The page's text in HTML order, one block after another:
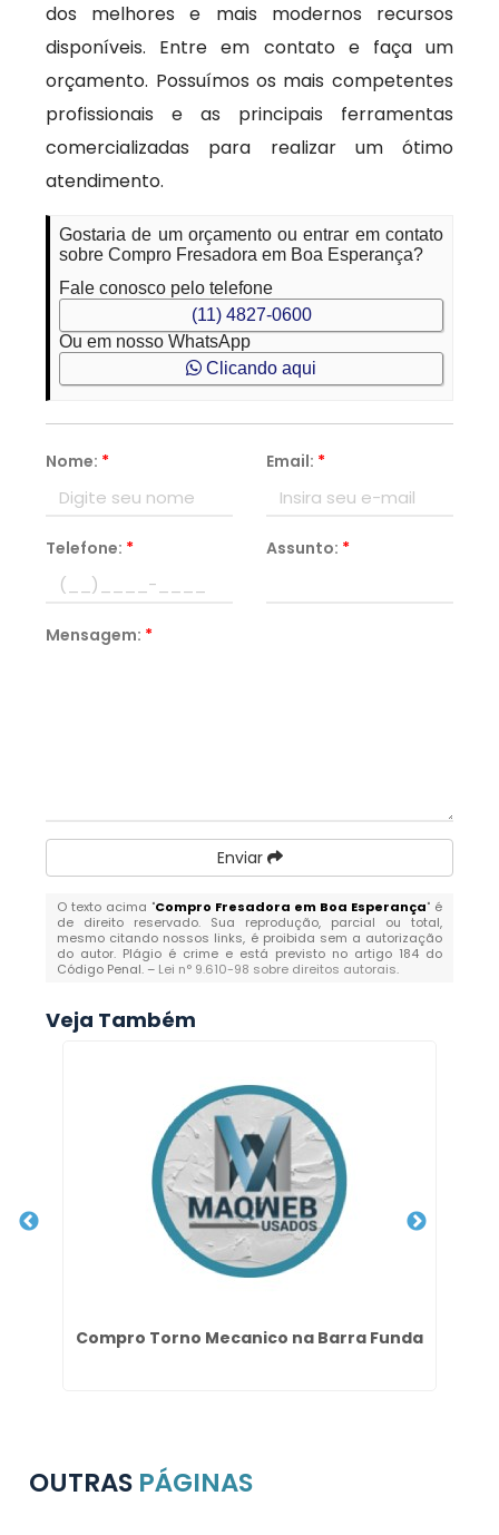
dos melhores e mais modernos recursos
disponíveis. Entre em contato e faça um
orçamento. Possuímos os mais competentes
profissionais e as principais ferramentas
comercializadas para realizar um ótimo
atendimento.
Gostaria de um orçamento ou entrar em contato
sobre Compro Fresadora em Boa Esperança?
Fale conosco pelo telefone
(11) 4827-0600
Ou em nosso WhatsApp
Clicando aqui
Nome: * Email: *
Telefone: * Assunto: *
Mensagem: *
Enviar
O texto acima "Compro Fresadora em Boa Esperança" é
de direito reservado. Sua reprodução, parcial ou total,
mesmo citando nossos links, é proibida sem a autorização
do autor. Plágio é crime e está previsto no artigo 184 do
Código Penal. – Lei n° 9.610-98 sobre direitos autorais.
Veja Também
Compro Torno Mecanico na Barra Funda
OUTRAS PÁGINAS